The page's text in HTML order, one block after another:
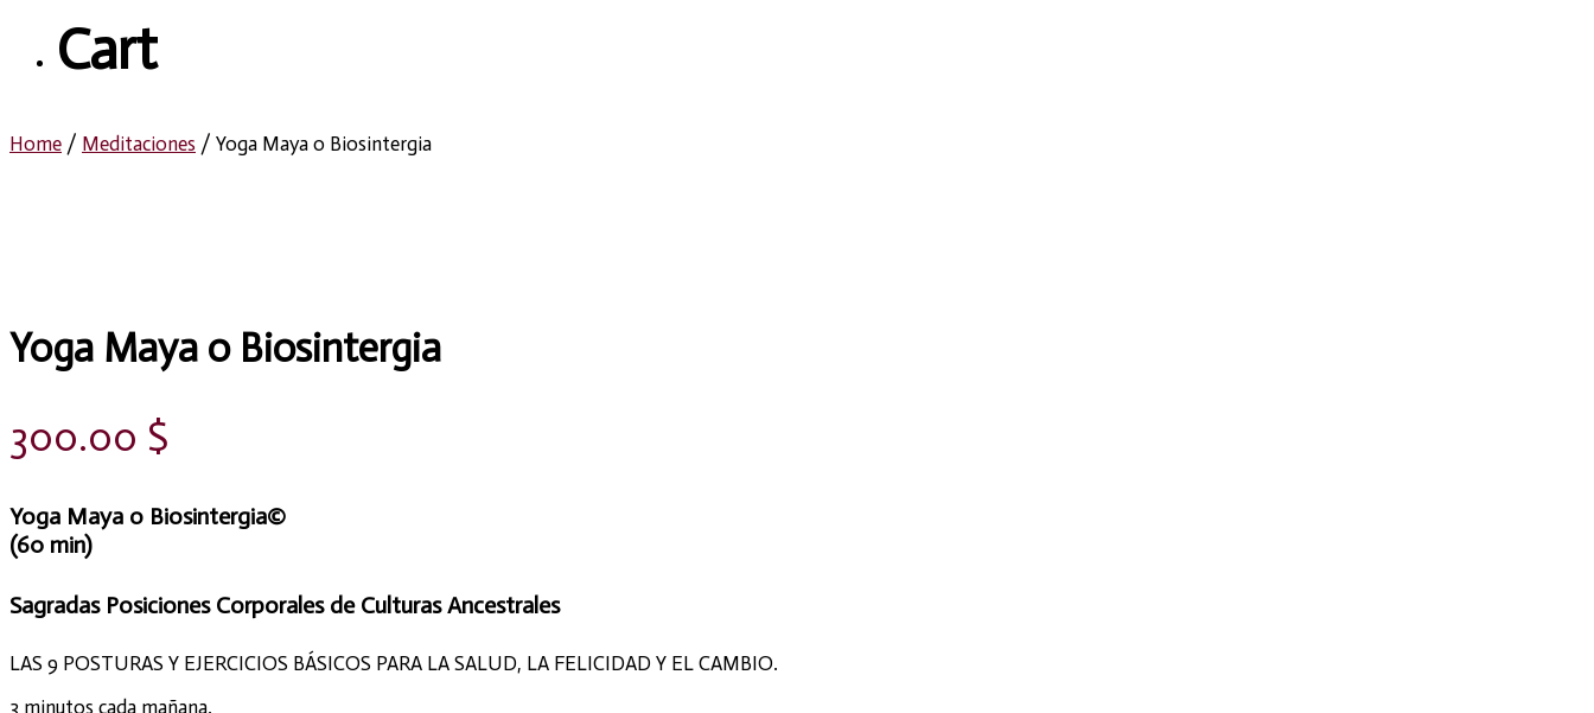
Cart
Home / Meditaciones / Yoga Maya o Biosintergia
Yoga Maya o Biosintergia
300.00 $
Yoga Maya o Biosintergia©
(60 min)
Sagradas Posiciones Corporales de Culturas Ancestrales
LAS 9 POSTURAS Y EJERCICIOS BÁSICOS PARA LA SALUD, LA FELICIDAD Y EL CAMBIO.
3 minutos cada mañana.